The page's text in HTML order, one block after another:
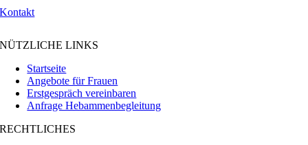
Kontakt
NÜTZLICHE LINKS
Startseite
Angebote für Frauen
Erstgespräch vereinbaren
Anfrage Hebammenbegleitung
RECHTLICHES